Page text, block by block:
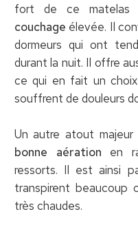
fort de ce matelas
couchage élevée. Il
dormeurs qui ont
durant la nuit. Il offre
ce qui en fait un
souffrent de douleurs
Un autre atout
bonne aération en
ressorts. Il est ainsi
transpirent beaucoup
très chaudes.